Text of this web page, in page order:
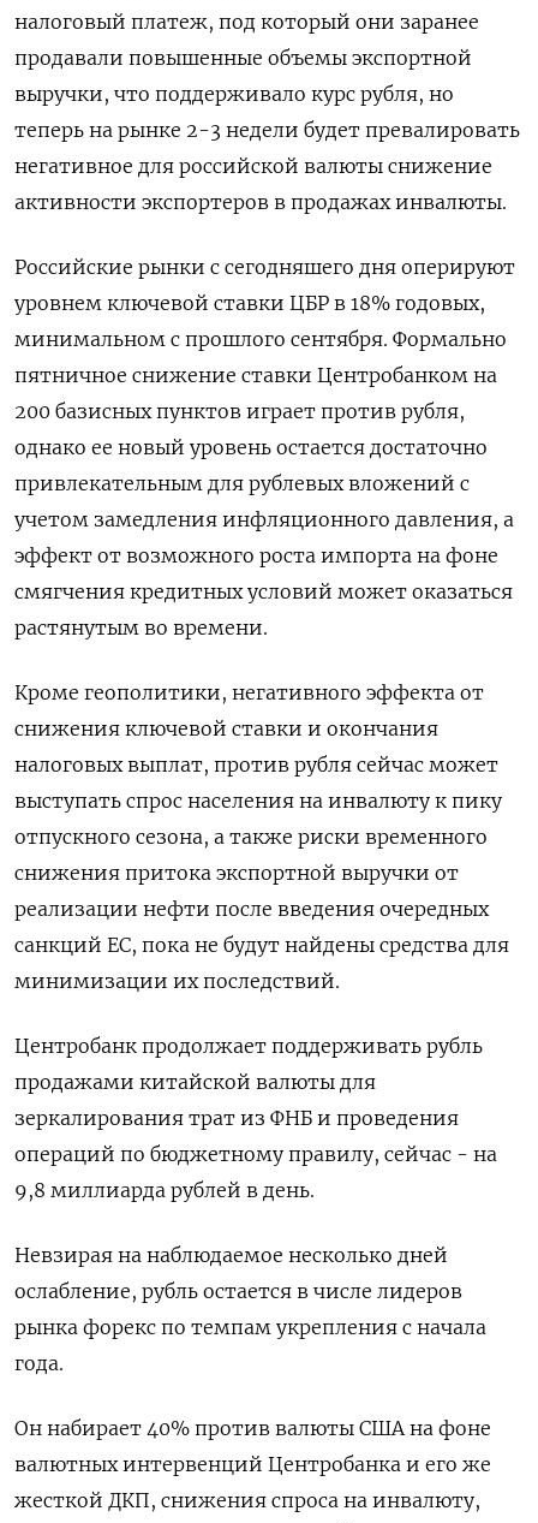
налоговый платеж, под который они заранее
продавали повышенные объемы экспортной
выручки, что поддерживало курс рубля, но
теперь на рынке 2-3 недели будет превалировать
негативное для российской валюты снижение
активности экспортеров в продажах инвалюты.
Российские рынки с сегодняшего дня оперируют
уровнем ключевой ставки ЦБР в 18% годовых,
минимальном с прошлого сентября. Формально
пятничное снижение ставки Центробанком на
200 базисных пунктов играет против рубля,
однако ее новый уровень остается достаточно
привлекательным для рублевых вложений с
учетом замедления инфляционного давления, а
эффект от возможного роста импорта на фоне
смягчения кредитных условий может оказаться
растянутым во времени.
Кроме геополитики, негативного эффекта от
снижения ключевой ставки и окончания
налоговых выплат, против рубля сейчас может
выступать спрос населения на инвалюту к пику
отпускного сезона, а также риски временного
снижения притока экспортной выручки от
реализации нефти после введения очередных
санкций ЕС, пока не будут найдены средства для
минимизации их последствий.
Центробанк продолжает поддерживать рубль
продажами китайской валюты для
зеркалирования трат из ФНБ и проведения
операций по бюджетному правилу, сейчас - на
9,8 миллиарда рублей в день.
Невзирая на наблюдаемое несколько дней
ослабление, рубль остается в числе лидеров
рынка форекс по темпам укрепления с начала
года.
Он набирает 40% против валюты США на фоне
валютных интервенций Центробанка и его же
жесткой ДКП, снижения спроса на инвалюту,